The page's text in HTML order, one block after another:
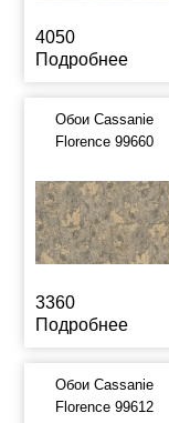
4050
Подробнее
Обои Cassanie
Florence 99660
3360
Подробнее
Обои Cassanie
Florence 99612